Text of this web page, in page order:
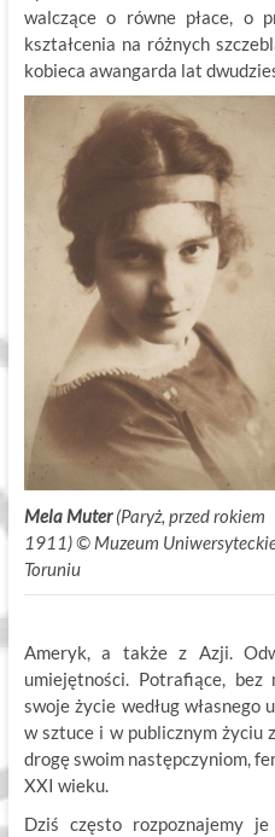
walczące o równe płace, o
kształcenia na różnych
kobieca awangarda lat
Mela Muter(Paryż, przed rokiem
1911) ©. Muzeum
Toruniu
Ameryk, a także z Azji.
umiejętności. Potrafiące, bez
swoje życie według własnego
w sztuce i w publicznym życiu
drogę swoim następczyniom,
XXI wieku.
Dziś często rozpoznajemy